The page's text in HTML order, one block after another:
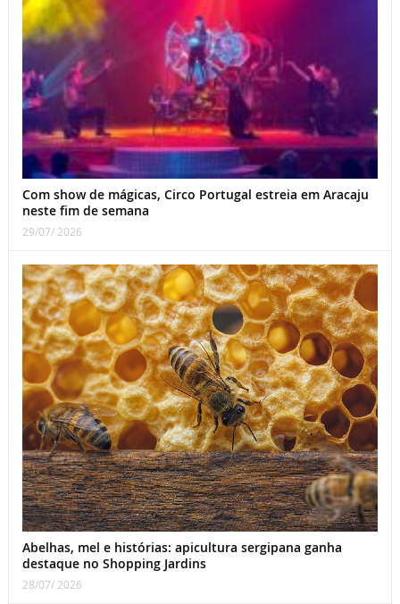
Com show de mágicas, Circo Portugal estreia em Aracaju
neste fim de semana
29/07/ 2026
Abelhas, mel e histórias: apicultura sergipana ganha
destaque no Shopping Jardins
28/07/ 2026